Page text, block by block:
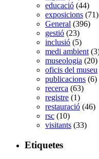
educació (44)
exposicions (71)
General (396)
gestió (23)
inclusió (5)
medi ambient
museologia (20)
oficis del museu
publicacions (6)
recerca (63)
registre (1)
restauració (46)
rsc (10)
visitants (33)
Etiquetes